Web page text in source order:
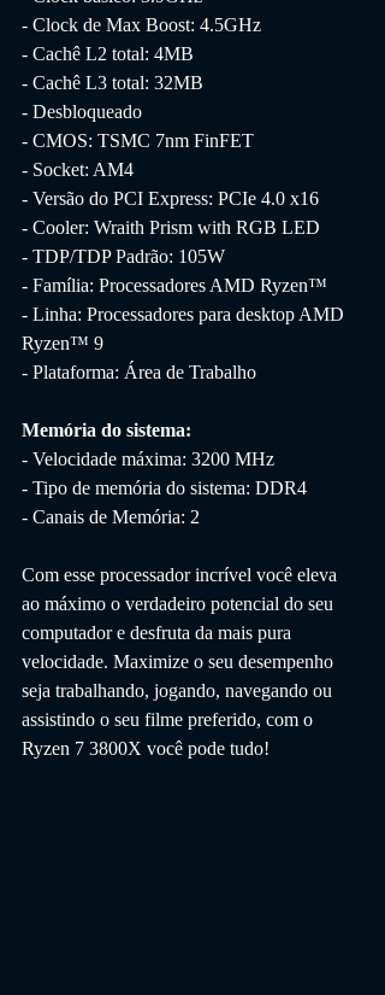
- Clock de Max Boost: 4.5GHz
- Cachê L2 total: 4MB
- Cachê L3 total: 32MB
- Desbloqueado
- CMOS: TSMC 7nm FinFET
- Socket: AM4
- Versão do PCI Express: PCIe 4.0 x16
- Cooler: Wraith Prism with RGB LED
- TDP/TDP Padrão: 105W
- Família: Processadores AMD Ryzen™
- Linha: Processadores para desktop AMD
Ryzen™ 9
- Plataforma: Área de Trabalho
Memória do sistema:
- Velocidade máxima: 3200 MHz
- Tipo de memória do sistema: DDR4
- Canais de Memória: 2
Com esse processador incrível você eleva
ao máximo o verdadeiro potencial do seu
computador e desfruta da mais pura
velocidade. Maximize o seu desempenho
seja trabalhando, jogando, navegando ou
assistindo o seu filme preferido, com o
Ryzen 7 3800X você pode tudo!